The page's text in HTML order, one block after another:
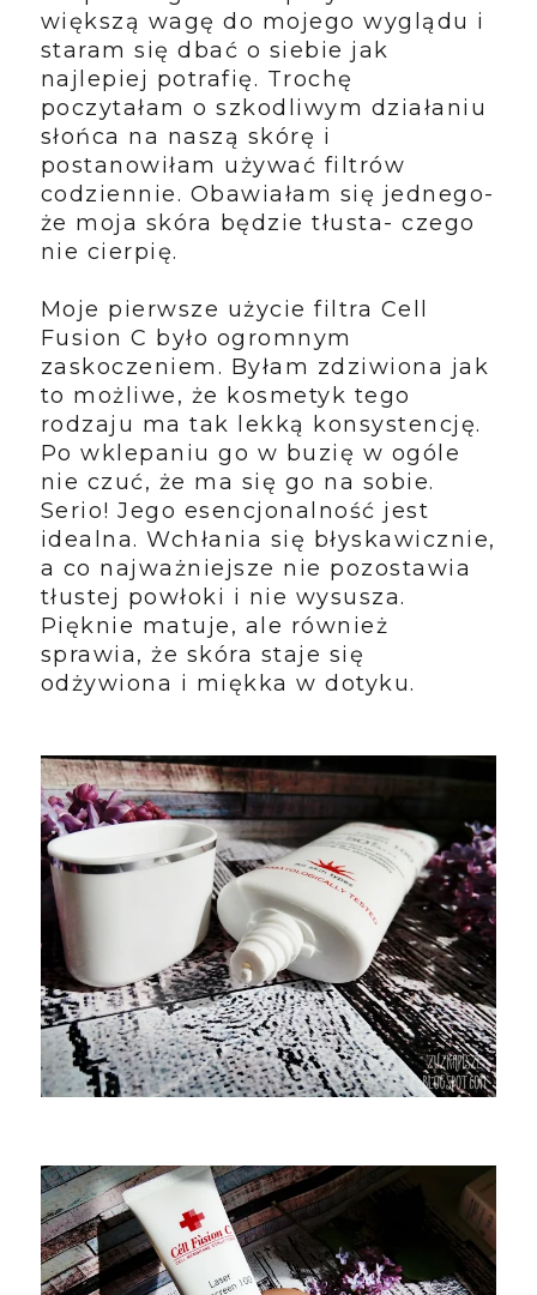
większą wagę do mojego wyglądu i
staram się dbać o siebie jak
najlepiej potrafię. Trochę
poczytałam o szkodliwym działaniu
słońca na naszą skórę i
postanowiłam używać filtrów
codziennie. Obawiałam się jednego-
że moja skóra będzie tłusta- czego
nie cierpię.
Moje pierwsze użycie filtra Cell
Fusion C było ogromnym
zaskoczeniem. Byłam zdziwiona jak
to możliwe, że kosmetyk tego
rodzaju ma tak lekką konsystencję.
Po wklepaniu go w buzię w ogóle
nie czuć, że ma się go na sobie.
Serio! Jego esencjonalność jest
idealna. Wchłania się błyskawicznie,
a co najważniejsze nie pozostawia
tłustej powłoki i nie wysusza.
Pięknie matuje, ale również
sprawia, że skóra staje się
odżywiona i miękka w dotyku.